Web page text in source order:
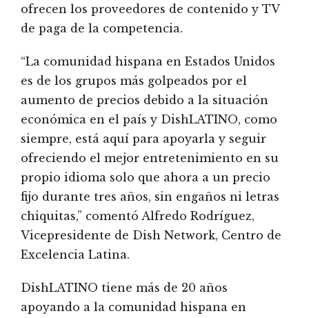
ofrecen los proveedores de contenido y TV
de paga de la competencia.
“La comunidad hispana en Estados Unidos
es de los grupos más golpeados por el
aumento de precios debido a la situación
económica en el país y DishLATINO, como
siempre, está aquí para apoyarla y seguir
ofreciendo el mejor entretenimiento en su
propio idioma solo que ahora a un precio
fijo durante tres años, sin engaños ni letras
chiquitas,” comentó Alfredo Rodríguez,
Vicepresidente de Dish Network, Centro de
Excelencia Latina.
DishLATINO tiene más de 20 años
apoyando a la comunidad hispana en